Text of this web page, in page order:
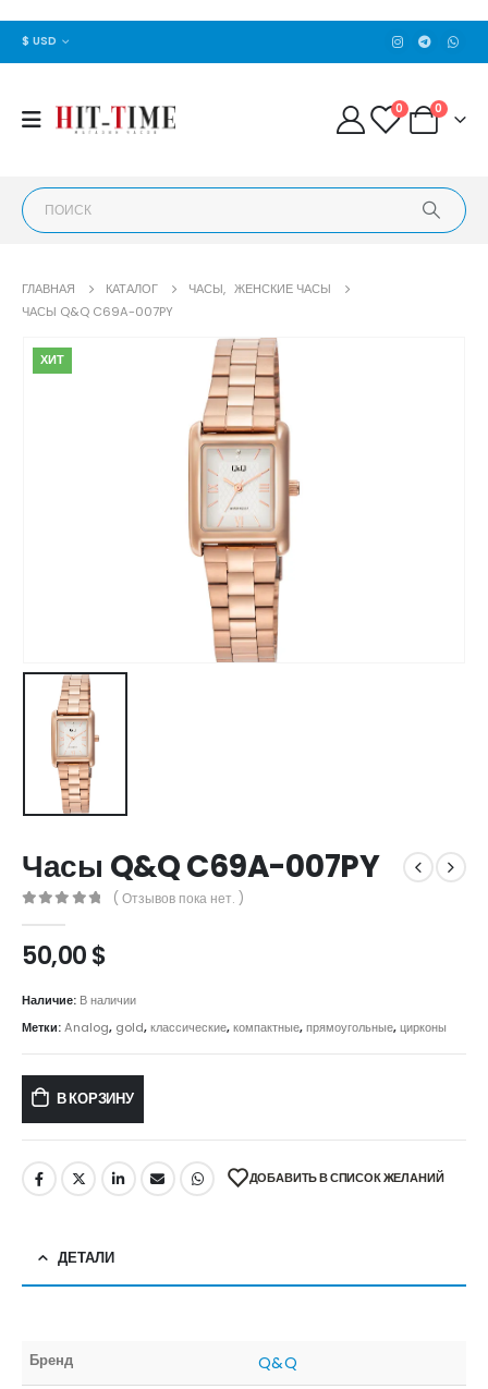
$ USD
0 0
ГЛАВНАЯ КАТАЛОГ ЧАСЫ, ЖЕНСКИЕ ЧАСЫ
ЧАСЫ Q&Q C69A-007PY
ХИТ
Часы Q&Q C69A-007PY
( Отзывов пока нет. )
50,00$
Наличие: В наличии
Метки:Analog, gold,классические,компактные,прямоугольные,цирконы
В КОРЗИНУ
ДОБАВИТЬ В СПИСОК ЖЕЛАНИЙ
ДЕТАЛИ
Бренд Q&Q